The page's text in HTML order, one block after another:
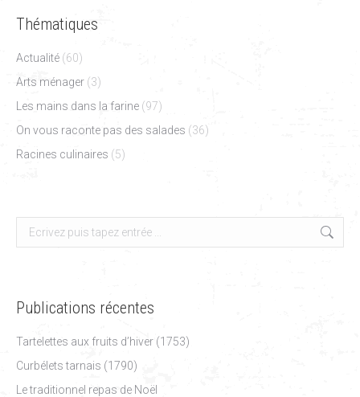
Thématiques
Actualité (60)
Arts ménager (3)
Les mains dans la farine (97)
On vous raconte pas des salades (36)
Racines culinaires (5)
Search:
Publications récentes
Tartelettes aux fruits d’hiver (1753)
Curbélets tarnais (1790)
Le traditionnel repas de Noël